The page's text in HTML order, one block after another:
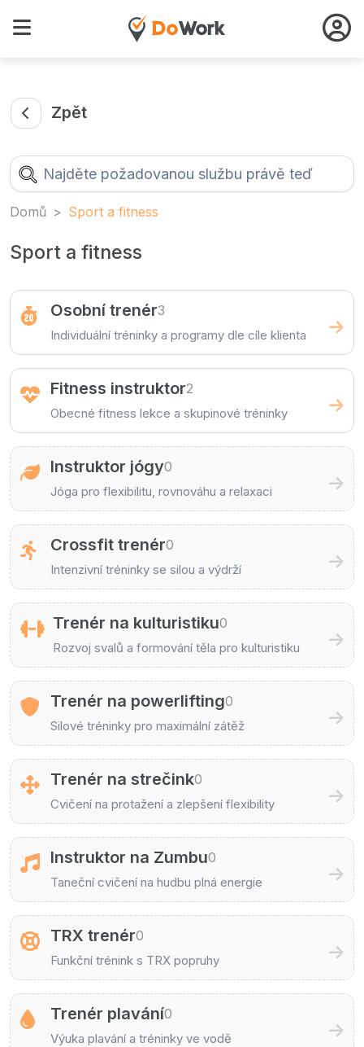
Zpět
Domů Sport a fitness
Sport a fitness
Osobní trenér3
Individuální tréninky a programy dle cíle klienta
Fitness instruktor2
Obecné fitness lekce a skupinové tréninky
Instruktor jógy0
Jóga pro flexibilitu, rovnováhu a relaxaci
Crossfit trenér0
Intenzivní tréninky se silou a výdrží
Trenér na kulturistiku0
Rozvoj svalů a formování těla pro kulturistiku
Trenér na powerlifting0
Silové tréninky pro maximální zátěž
Trenér na strečink0
Cvičení na protažení a zlepšení flexibility
Instruktor na Zumbu0
Taneční cvičení na hudbu plná energie
TRX trenér0
Funkční trénink s TRX popruhy
Trenér plavání0
Výuka plavání a tréninky ve vodě